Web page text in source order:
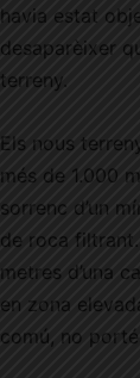
havia estat
desaparèixer
terreny.
Els nous
més de 1.000
sorrenc d’un
de roca
metres d’una
en zona
comú, no